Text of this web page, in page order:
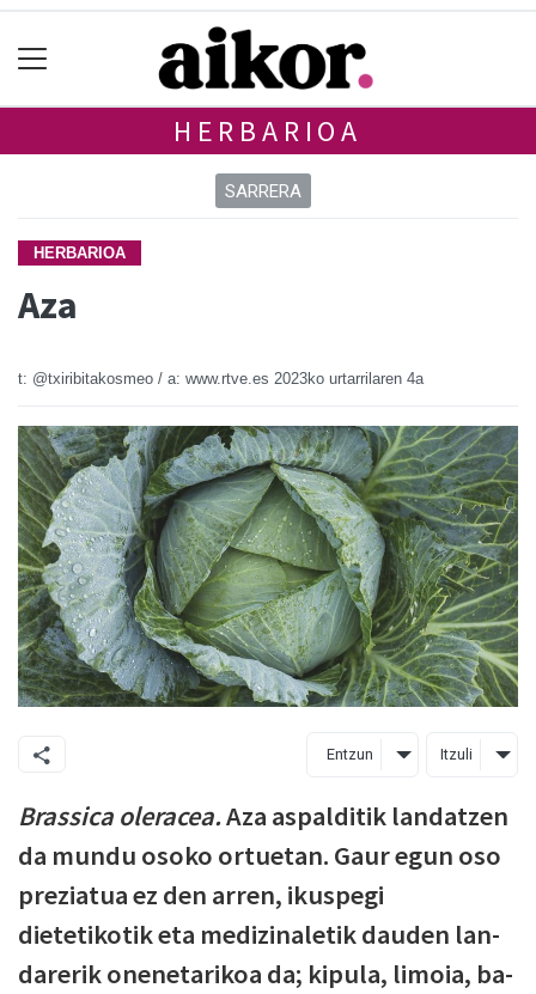
HERBARIOA
SARRERA
HERBARIOA
Aza
t: @txiribitakosmeo / a: www.rtve.es 2023ko urtarrilaren 4a
Entzun Itzuli
Brassica oleracea.Aza aspalditik lan­datzen
da mundu osoko ortuetan. Gaur egun oso
preziatua ez den arren, ikuspegi
dietetikotik eta medizinaletik dauden lan­
darerik onenetarikoa da; kipula, limoia, ba­